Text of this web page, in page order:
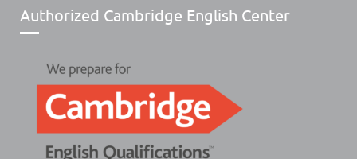
Authorized Cambridge English Center